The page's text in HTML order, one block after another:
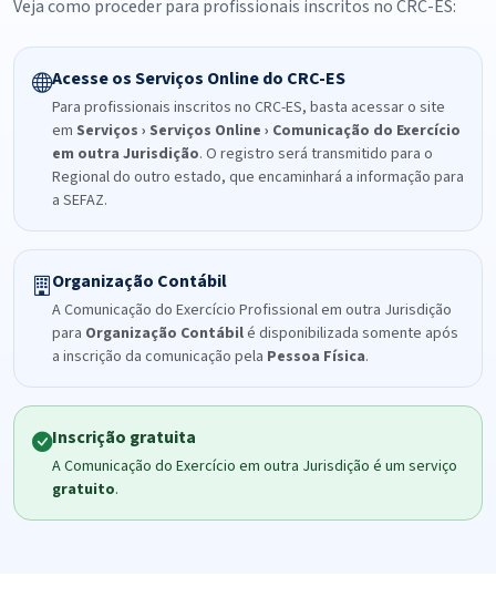
Veja como proceder para profissionais inscritos no CRC-ES:
Acesse os Serviços Online do CRC-ES
Para profissionais inscritos no CRC-ES, basta acessar o site
em Serviços › Serviços Online › Comunicação do Exercício
em outra Jurisdição. O registro será transmitido para o
Regional do outro estado, que encaminhará a informação para
a SEFAZ.
Organização Contábil
A Comunicação do Exercício Profissional em outra Jurisdição
para Organização Contábilé disponibilizada somente após
a inscrição da comunicação pela Pessoa Física.
Inscrição gratuita
A Comunicação do Exercício em outra Jurisdição é um serviço
gratuito.